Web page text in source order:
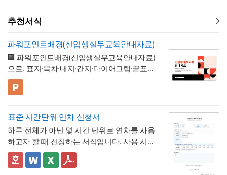
추천서식
파워포인트배경(신입생실무교육안내자료)
🏢 파워포인트배경(신입생실무교육안내자료)
으로, 표지·목차·내지·간지·다이어그램·끝표지
로 구성된 비즈니스 프레젠테이션 템플릿입
니다. 코럴 레드·블랙·크림 컬러와 원형 그래
딱딱하지 않으면서도 세련된 느낌으로 정보
를 전달할 수 있도록 디자인되었습니다. 밝고
경쾌한 톤으로 구성되어 있어 신입 구성원을
대상으로 하는 자료에 특히 잘 어울리며, 신입
생·신입사원 실무교육 안내 자료부터 오리엔
테이션 자료, 사내 교육 매뉴얼, 스터디·워크
💡 사용 꿀팁
입사원 온보딩 자료, 오리엔테이션 자료, 워크
숍 안내서 등으로 다양하게 활용할 수 있습니
다.
▪️ 다이어그램 페이지를 활용하면 교육 커리큘
럼, 진행 일정, 단계별 프로세스 등을 한눈에
보기 쉽게 정리할 수 있습니다.
▪️ 문구와 이미지 교체만으로 대학 신입생 가이
드북, 사내 교육 자료, 동아리 소개 자료 등 다
양한 주제로 응용 가능합니다.
▪️ 코럴 레드와 블랙의 경쾌한 컬러 조합 덕분
표준 시간단위 연차 신청서
하루 전체가 아닌 몇 시간 단위로 연차를 사용
하고자 할 때 신청하는 서식입니다. 사용 시간
을 연차 일수로 환산하는 기준표를 계약서 자
체에 포함하고 있어, 신청자와 승인자 모두 몇
✅ 이 서식의 구성 특징